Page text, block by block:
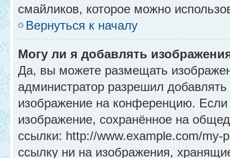
смайликов, которое можно
Вернуться к началу
Могу ли я добавлять
Да, вы можете размещать
администратор разрешил
изображение на конференцию.
изображение, сохранённое на
ссылки: http://www.example.com/
ссылку ни на изображения,